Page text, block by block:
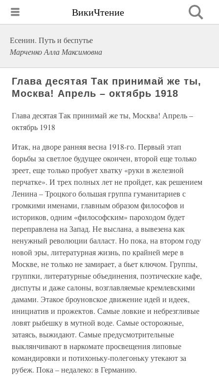
ВикиЧтение
Есенин. Путь и беспутье
Марченко Алла Максимовна
Глава десятая Так принимай же ты,
Москва! Апрель – октябрь 1918
Глава десятая Так принимай же ты, Москва! Апрель –
октябрь 1918
Итак, на дворе ранняя весна 1918-го. Первый этап
борьбы за светлое будущее окончен, второй еще только
зреет, еще только пробует хватку «руки в железной
перчатке». И трех полных лет не пройдет, как решением
Ленина – Троцкого большая группа гуманитариев с
громкими именами, главным образом философов и
историков, одним «философским» пароходом будет
переправлена на Запад. Не выслана, а вывезена как
ненужный революции балласт. Но пока, на втором году
новой эры, литературная жизнь, по крайней мере в
Москве, не только не замирает, а бьет ключом. Группы,
группки, литературные объединения, поэтические кафе,
диспуты и даже салоны, возглавляемые кремлевскими
дамами. Этакое броуновское движение идей и идеек,
инициатив и прожектов. Самые ловкие и небрезгливые
ловят рыбешку в мутной воде. Самые осторожные,
затаясь, выжидают. Самые предусмотрительные
выклянчивают в наркомате просвещения липовые
командировки и потихоньку-полегоньку утекают за
рубеж. Пока – недалеко: в Германию.